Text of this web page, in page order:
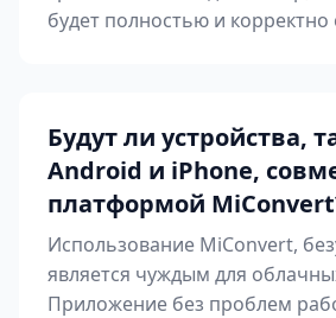
будет полностью и
Будут ли устройства,
Android и iPhone,
платформой
Использование MiConvert,
является чуждым для
Приложение без проблем